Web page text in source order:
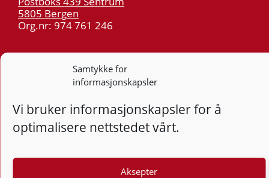
Samtykke for
informasjonskapsler
Vi bruker informasjonskapsler for å
optimalisere nettstedet vårt.
Aksepter
5805 Bergen
Org.nr: 974 761 246
post@kt.no